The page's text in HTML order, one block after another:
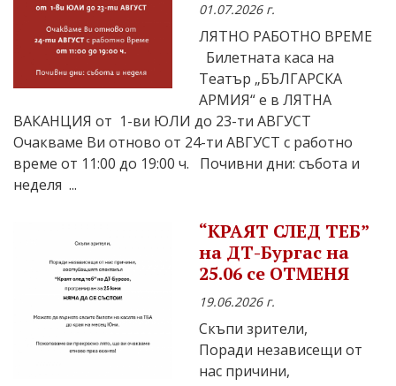
01.07.2026 г.
ЛЯТНО РАБОТНО ВРЕМЕ
Билетната каса на
Театър „БЪЛГАРСКА
АРМИЯ“ е в ЛЯТНА
ВАКАНЦИЯ от 1-ви ЮЛИ до 23-ти АВГУСТ
Очакваме Ви отново от 24-ти АВГУСТ с работно
време от 11:00 до 19:00 ч. Почивни дни: събота и
неделя ...
“КРАЯТ СЛЕД ТЕБ”
на ДТ-Бургас на
25.06 се ОТМЕНЯ
19.06.2026 г.
Скъпи зрители,
Поради независещи от
нас причини,